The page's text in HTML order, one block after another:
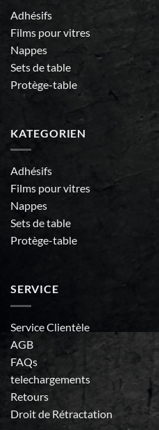
Adhésifs
Films pour vitres
Nappes
Sets de table
Protège-table
KATEGORIEN
Adhésifs
Films pour vitres
Nappes
Sets de table
Protège-table
SERVICE
Service Clientèle
AGB
FAQs
telechargements
Retours
Droit de Rétractation